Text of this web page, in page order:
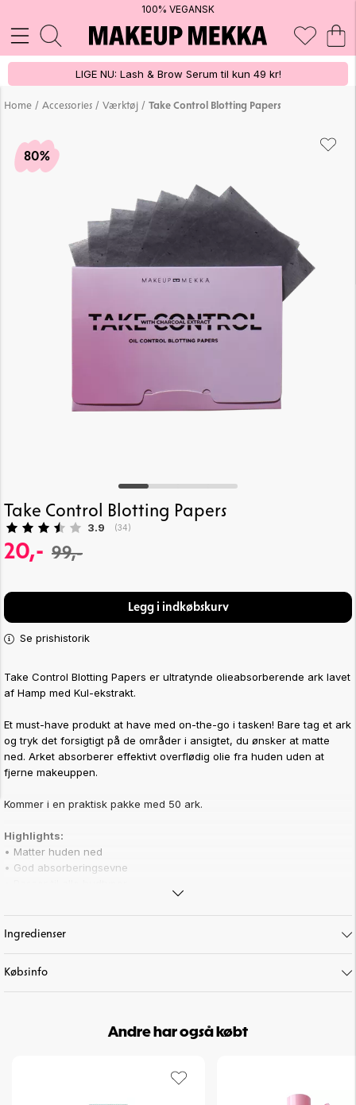
100% VEGANSK
LIGE NU: Lash & Brow Serum til kun 49 kr!
Home / Accessories / Værktøj / Take Control Blotting Papers
80%
Take Control Blotting Papers
Gennemsnitlig vurdering:
3.9 (stemmer:
34)
20,- 99,-
Legg i indkøbskurv
Se prishistorik
Take Control Blotting Papers er ultratynde olieabsorberende ark lavet
af Hamp med Kul-ekstrakt.
Et must-have produkt at have med on-the-go i tasken! Bare tag et ark
og tryk det forsigtigt på de områder i ansigtet, du ønsker at matte
ned. Arket absorberer effektivt overflødig olie fra huden uden at
fjerne makeuppen.
Kommer i en praktisk pakke med 50 ark.
Highlights:
• Matter huden ned
• God absorberingsevne
Art. nr:
Ingredienser
Købsinfo
Andre har også købt